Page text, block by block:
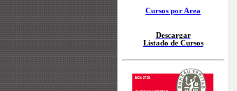
Cursos por Area
Descargar
Listado de Cursos